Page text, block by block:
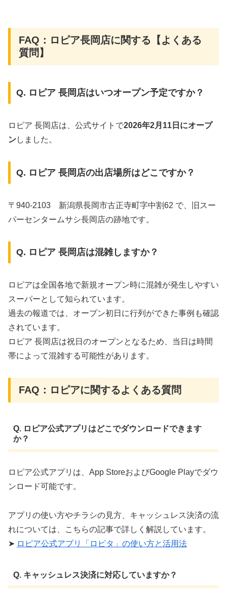
FAQ：ロピア長岡店に関する【よくある
質問】
Q. ロピア 長岡店はいつオープン予定ですか？
ロピア 長岡店は、公式サイトで2026年2月11日にオープ
ンしました。
Q. ロピア 長岡店の出店場所はどこですか？
〒940-2103 新潟県長岡市古正寺町字中割62 で、旧スー
パーセンタームサシ長岡店の跡地です。
Q. ロピア 長岡店は混雑しますか？
ロピアは全国各地で新規オープン時に混雑が発生しやすい
スーパーとして知られています。
過去の報道では、オープン初日に行列ができた事例も確認
されています。
ロピア 長岡店は祝日のオープンとなるため、当日は時間
帯によって混雑する可能性があります。
FAQ：ロピアに関するよくある質問
Q. ロピア公式アプリはどこでダウンロードできます
か？
ロピア公式アプリは、App StoreおよびGoogle Playでダウ
ンロード可能です。 ​
アプリの使い方やチラシの見方、キャッシュレス決済の流
れについては、こちらの記事で詳しく解説しています。
➤ ロピア公式アプリ「ロピタ」の使い方と活用法
Q. キャッシュレス決済に対応していますか？